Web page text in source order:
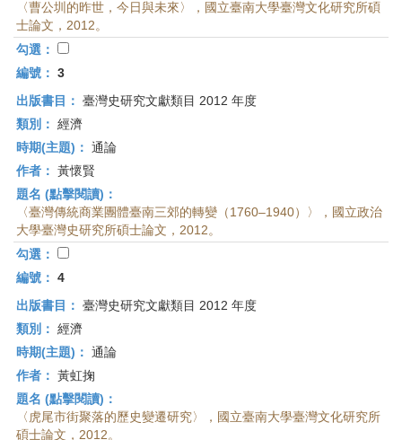
〈曹公圳的昨世，今日與未來〉，國立臺南大學臺灣文化研究所碩
士論文，2012。
勾選：
編號： 3
出版書目： 臺灣史研究文獻類目 2012 年度
類別： 經濟
時期(主題)： 通論
作者： 黃懷賢
題名 (點擊閱讀)：
〈臺灣傳統商業團體臺南三郊的轉變（1760–1940）〉，國立政治
大學臺灣史研究所碩士論文，2012。
勾選：
編號： 4
出版書目： 臺灣史研究文獻類目 2012 年度
類別： 經濟
時期(主題)： 通論
作者： 黃虹掬
題名 (點擊閱讀)：
〈虎尾市街聚落的歷史變遷研究〉，國立臺南大學臺灣文化研究所
碩士論文，2012。